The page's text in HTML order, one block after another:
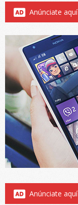
Anúnciate aquí
Anúnciate aquí